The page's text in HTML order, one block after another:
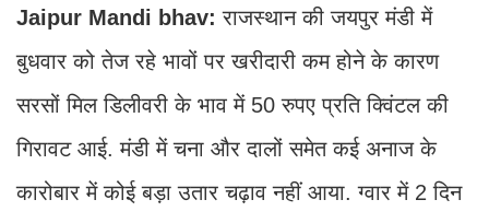
Jaipur Mandi bhav:राजस्थान की जयपुर मंडी में
बुधवार को तेज रहे भावों पर खरीदारी कम होने के कारण
सरसों मिल डिलीवरी के भाव में 50 रुपए प्रति क्विंटल की
गिरावट आई. मंडी में चना और दालों समेत कई अनाज के
कारोबार में कोई बड़ा उतार चढ़ाव नहीं आया. ग्वार में 2 दिन